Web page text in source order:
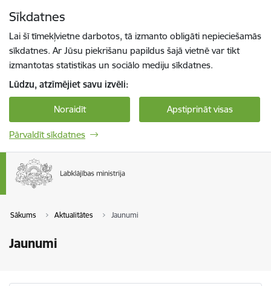
Sīkdatnes
Lai šī tīmekļvietne darbotos, tā izmanto obligāti nepieciešamās
sīkdatnes. Ar Jūsu piekrišanu papildus šajā vietnē var tikt
izmantotas statistikas un sociālo mediju sīkdatnes.
Lūdzu, atzīmējiet savu izvēli:
Noraidīt Apstiprināt visas
Pārvaldīt sīkdatnes
Sākums Aktualitātes Jaunumi
Jaunumi